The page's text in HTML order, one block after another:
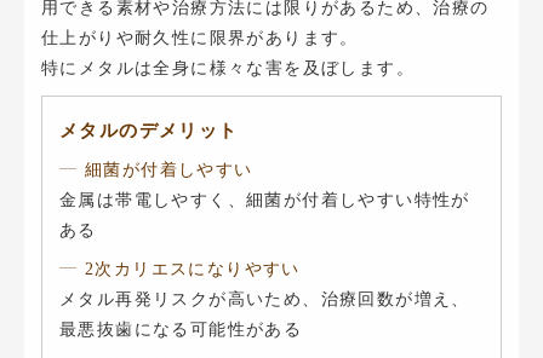
用できる素材や治療方法には限りがあるため、治療の
仕上がりや耐久性に限界があります。
特にメタルは全身に様々な害を及ぼします。
メタルのデメリット
細菌が付着しやすい
金属は帯電しやすく、細菌が付着しやすい特性が
ある
2次カリエスになりやすい
メタル再発リスクが高いため、治療回数が増え、
最悪抜歯になる可能性がある